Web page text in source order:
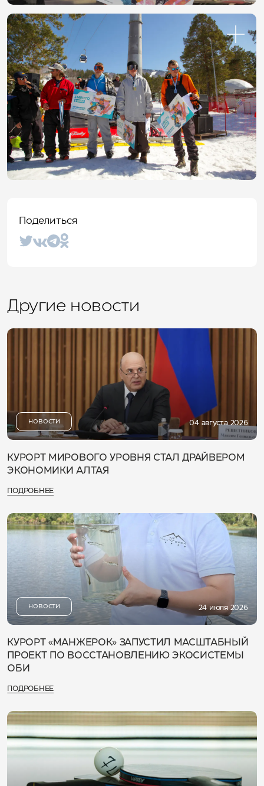
Поделиться
Другие новости
НОВОСТИ 04 августа 2026
КУРОРТ МИРОВОГО УРОВНЯ СТАЛ ДРАЙВЕРОМ
ЭКОНОМИКИ АЛТАЯ
ПОДРОБНЕЕ
НОВОСТИ 24 июля 2026
КУРОРТ «МАНЖЕРОК» ЗАПУСТИЛ МАСШТАБНЫЙ
ПРОЕКТ ПО ВОССТАНОВЛЕНИЮ ЭКОСИСТЕМЫ
ОБИ
ПОДРОБНЕЕ